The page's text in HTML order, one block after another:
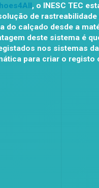
, o INESC TEC
de rastreabilidade
do calçado desde a
deste sistema é
nos sistemas
para criar o registo